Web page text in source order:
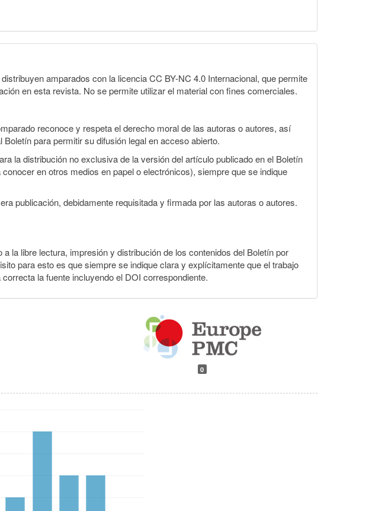
amparados con la licencia CC BY-NC 4.0 Internacional, que permite
en esta revista. No se permite utilizar el material con fines comerciales.
reconoce y respeta el derecho moral de las autoras o autores, así
para permitir su difusión legal en acceso abierto.
la distribución no exclusiva de la versión del artículo publicado en el Boletín
en otros medios en papel o electrónicos), siempre que se indique
publicación, debidamente requisitada y firmada por las autoras o autores.
la libre lectura, impresión y distribución de los contenidos del Boletín por
para esto es que siempre se indique clara y explícitamente que el trabajo
la fuente incluyendo el DOI correspondiente.
0